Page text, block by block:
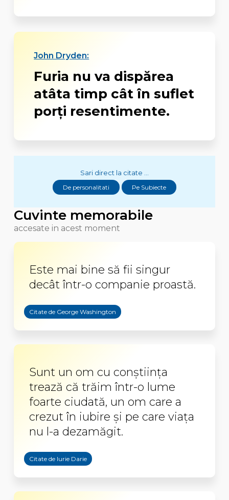
John Dryden:
Furia nu va dispărea
atâta timp cât în suflet
porți resentimente.
Sari direct la citate ...
De personalitati Pe Subiecte
Cuvinte memorabile
accesate in acest moment
Este mai bine să fii singur
decât într-o companie proastă.
Citate de George Washington
Sunt un om cu conştiinţa
trează că trăim într-o lume
foarte ciudată, un om care a
crezut în iubire şi pe care viaţa
nu l-a dezamăgit.
Citate de Iurie Darie